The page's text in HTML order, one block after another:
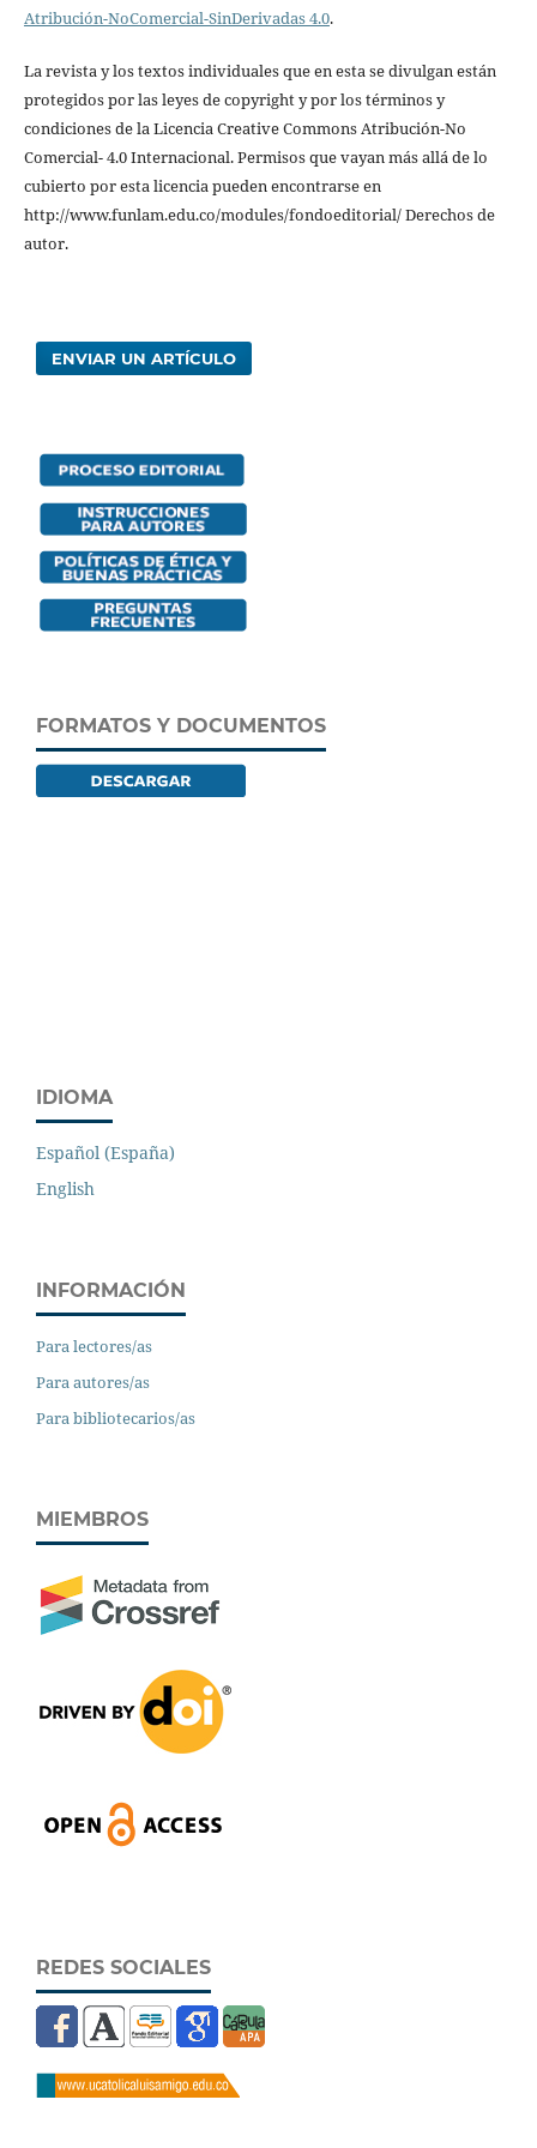
Atribución-NoComercial-SinDerivadas 4.0.
La revista y los textos individuales que en esta se divulgan están
protegidos por las leyes de copyright y por los términos y
condiciones de la Licencia Creative Commons Atribución-No
Comercial- 4.0 Internacional. Permisos que vayan más allá de lo
cubierto por esta licencia pueden encontrarse en
http://www.funlam.edu.co/modules/fondoeditorial/ Derechos de
autor.
ENVIAR UN ARTÍCULO
FORMATOS Y DOCUMENTOS
IDIOMA
Español (España)
English
INFORMACIÓN
Para lectores/as
Para autores/as
Para bibliotecarios/as
MIEMBROS
REDES SOCIALES